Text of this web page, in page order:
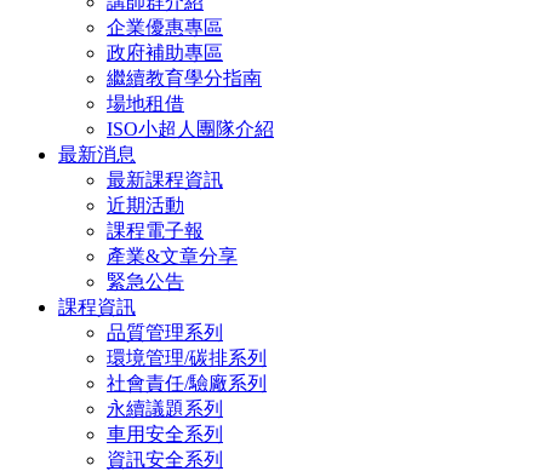
企業優惠專區
政府補助專區
繼續教育學分指南
場地租借
ISO小超人團隊介紹
最新消息
最新課程資訊
近期活動
課程電子報
產業&文章分享
緊急公告
課程資訊
品質管理系列
環境管理/碳排系列
社會責任/驗廠系列
永續議題系列
車用安全系列
資訊安全系列